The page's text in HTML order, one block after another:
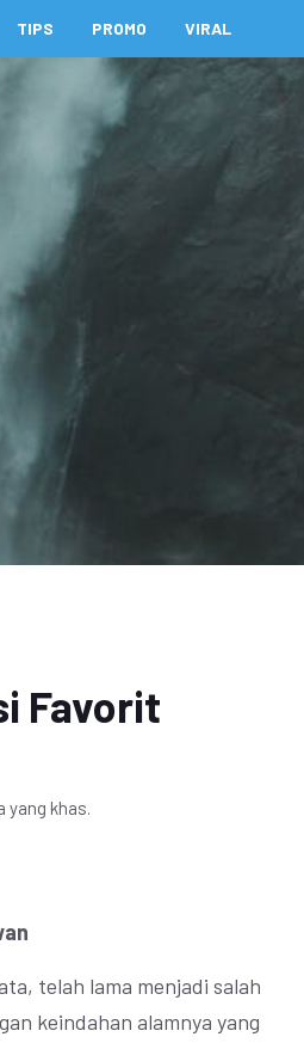
TIPS PROMO VIRAL
Favorit
yang khas.
telah lama menjadi salah
keindahan alamnya yang